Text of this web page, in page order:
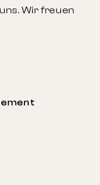
Wir freuen